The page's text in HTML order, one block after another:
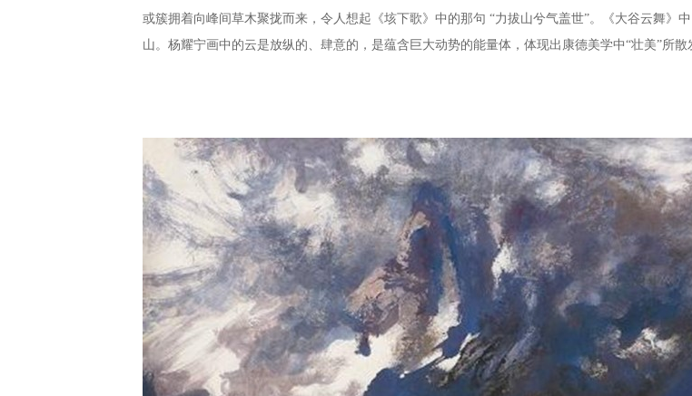
或簇拥着向峰间草木聚拢而来，令人想起《垓下歌》中的那句 “力拔山兮气盖世”。《大谷云舞》
山。杨耀宁画中的云是放纵的、肆意的，是蕴含巨大动势的能量体，体现出康德美学中“壮美”所散